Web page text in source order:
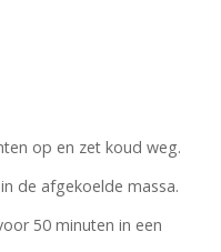
op en zet koud weg.
de afgekoelde massa.
50 minuten in een